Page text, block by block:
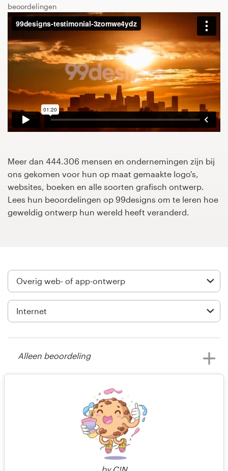
by C!N
beoordelingen
Meer dan 444.306 mensen en ondernemingen zijn bij
ons gekomen voor hun op maat gemaakte logo's,
websites, boeken en alle soorten grafisch ontwerp.
Lees hun beoordelingen op 99designs om te leren hoe
geweldig ontwerp hun wereld heeft veranderd.
Neil.chambers
Bekijk hun web of app wedstrijd
Alleen beoordeling
2 van 2
Ontwerpwedstrijden
Vind een designer
Ontdek inspiratie
99designs Studio
Ontvang
een
ontwerp
Webdesign
Merkgids
Blader door alle categorieën
+49 30 568 377 84